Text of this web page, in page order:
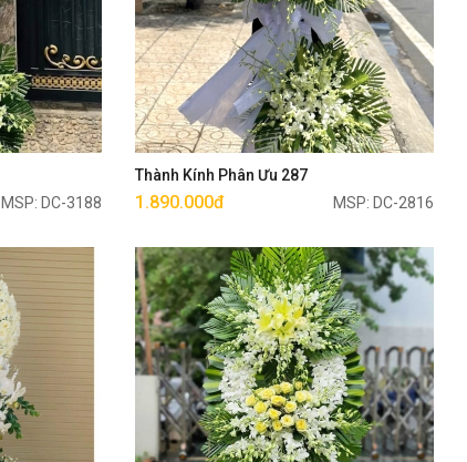
MSP: DC-3188
Thành Kính Phân Ưu 287
1.890.000đ MSP: DC-2816
Mua ngay